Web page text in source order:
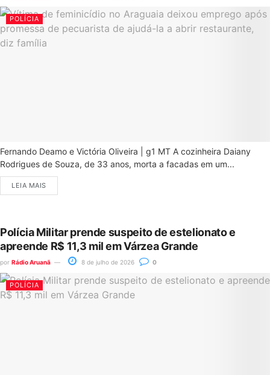
POLÍCIA
Fernando Deamo e Victória Oliveira | g1 MT A cozinheira Daiany
Rodrigues de Souza, de 33 anos, morta a facadas em um...
LEIA MAIS
Polícia Militar prende suspeito de estelionato e
apreende R$ 11,3 mil em Várzea Grande
por Rádio Aruanã 8 de julho de 2026 0
POLÍCIA